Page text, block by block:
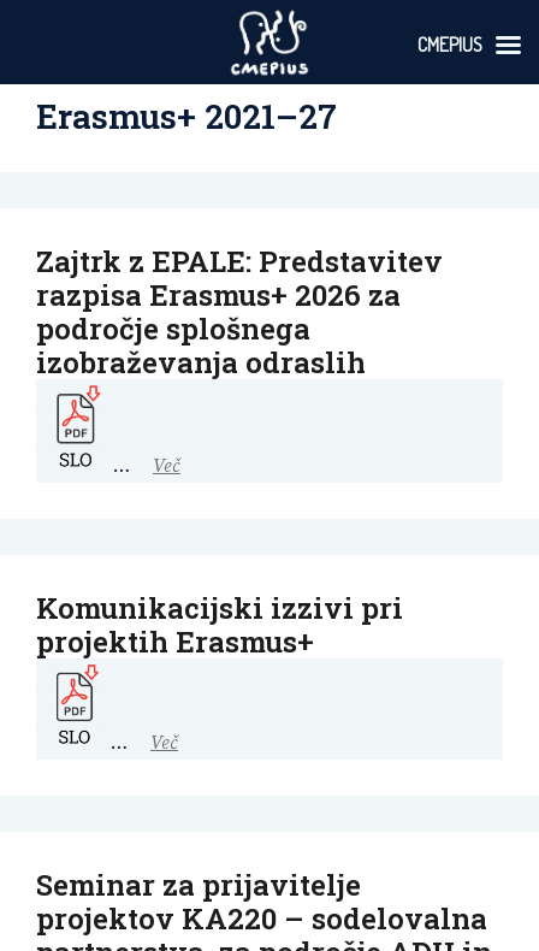
Erasmus+ 2021–27
Zajtrk z EPALE: Predstavitev
razpisa Erasmus+ 2026 za
področje splošnega
izobraževanja odraslih
… Več
Komunikacijski izzivi pri
projektih Erasmus+
… Več
Seminar za prijavitelje
projektov KA220 – sodelovalna
CMEPIUS